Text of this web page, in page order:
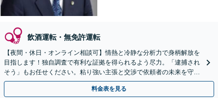
飲酒運転・無免許運転
【夜間・休日・オンライン相談可】情熱と冷静な分析力で身柄解放を
目指します！独自調査で有利な証拠を得られるよう尽力。「逮捕され
そう」もお任せください。粘り強い主張と交渉で依頼者の未来を守り
ます。
料金表を見る